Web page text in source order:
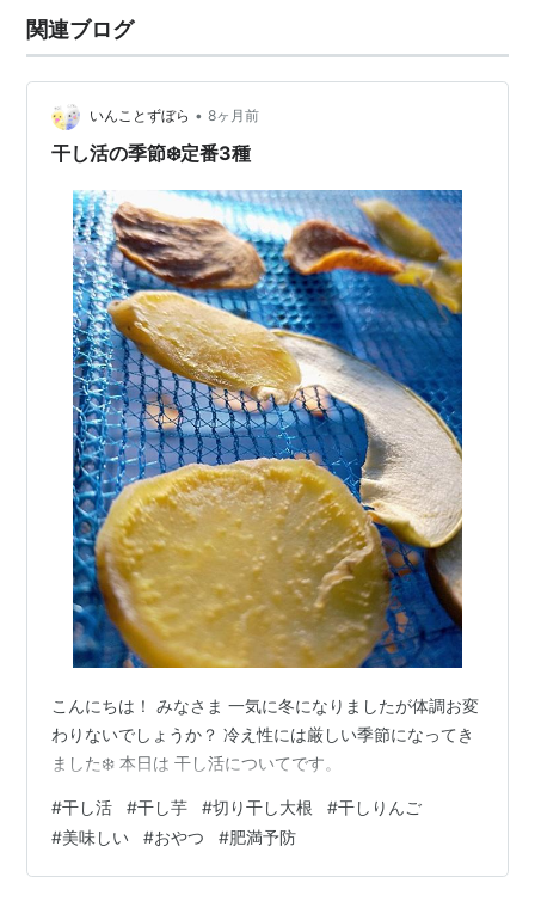
関連ブログ
いんことずぼら • 8ヶ月前
干し活の季節❄️定番3種
こんにちは！ みなさま 一気に冬になりましたが体調お変
わりないでしょうか？ 冷え性には厳しい季節になってき
ました❄️ 本日は 干し活についてです。
#干し活 #干し芋 #切り干し大根 #干しりんご
#美味しい #おやつ #肥満予防